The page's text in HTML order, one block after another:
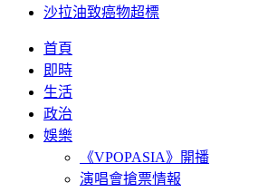
沙拉油致癌物超標
首頁
即時
生活
政治
娛樂
《VPOPASIA》開播
演唱會搶票情報